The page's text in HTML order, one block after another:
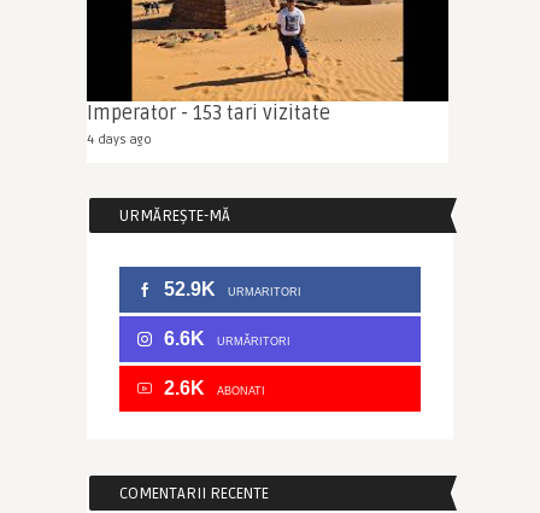
Imperator - 153 tari vizitate
4 days ago
URMĂREȘTE-MĂ
52.9K URMARITORI
6.6K URMĂRITORI
2.6K ABONATI
COMENTARII RECENTE